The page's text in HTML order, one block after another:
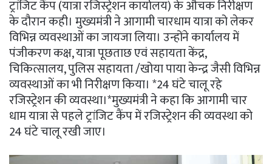
ट्रांजिट कैंप (यात्रा रजिस्ट्रेशन कार्यालय) के औचक निरीक्षण
के दौरान कही। मुख्यमंत्री ने आगामी चारधाम यात्रा को लेकर
विभिन्न व्यवस्थाओं का जायजा लिया। उन्होंने कार्यालय में
पंजीकरण कक्ष, यात्रा पूछताछ एवं सहायता केंद्र,
चिकित्सालय, पुलिस सहायता /खोया पाया केन्द्र जैसी विभिन्न
व्यवस्थाओं का भी निरीक्षण किया। *24 घंटे चालू रहे
रजिस्ट्रेशन की व्यवस्था।*मुख्यमंत्री ने कहा कि आगामी चार
धाम यात्रा से पहले ट्रांजिट कैंप में रजिस्ट्रेशन की व्यवस्था को
24 घंटे चालू रखी जाए।